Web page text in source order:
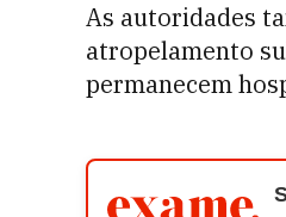
As autoridades
atropelamento
permanecem